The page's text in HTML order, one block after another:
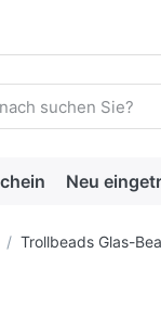
einen Suchbegriff
Neu
Trollbeads Glas-